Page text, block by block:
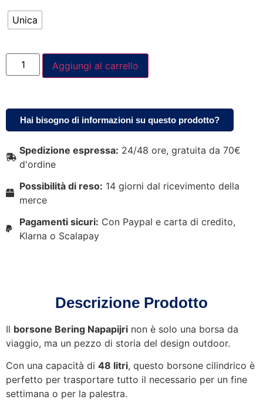
Unica
Aggiungi al carrello
Hai bisogno di informazioni su questo prodotto?
Spedizione espressa: 24/48 ore, gratuita da 70€
d'ordine
Possibilità di reso: 14 giorni dal ricevimento della
merce
Pagamenti sicuri: Con Paypal e carta di credito,
Klarna o Scalapay
Descrizione Prodotto
Il borsone Bering Napapijri non è solo una borsa da
viaggio, ma un pezzo di storia del design outdoor.
Con una capacità di 48 litri, questo borsone cilindrico è
perfetto per trasportare tutto il necessario per un fine
settimana o per la palestra.